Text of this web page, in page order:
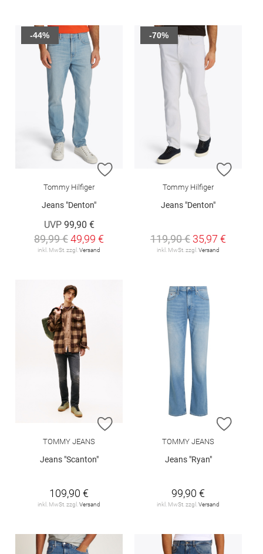
ZUR WUNSCHLISTE HINZUFÜGEN
Tommy Hilfiger
Jeans "Denton"
UVP 99,90 €
89,99 €49,99 €
inkl. MwSt. zzgl. Versand
-44%
ZUR
Tommy Hilfiger
Jeans "Denton"
119,90 € 35,97 €
inkl. MwSt. zzgl. Versand
-70%
ZUR WUNSCHLISTE HINZUFÜGEN
TOMMY JEANS
Jeans "Scanton"
109,90 €
inkl. MwSt. zzgl. Versand
ZUR
TOMMY JEANS
Jeans "Ryan"
99,90 €
inkl. MwSt. zzgl. Versand